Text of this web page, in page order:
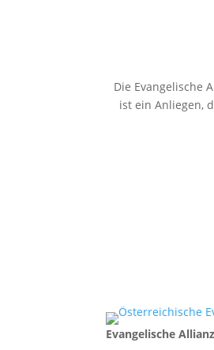
Die Evangelische
ist ein Anliegen,
Evangelische